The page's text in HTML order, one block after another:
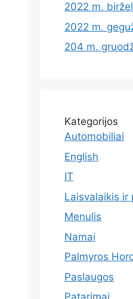
2022 m.
2022 m.
204 m.
Kategorijos
Automobiliai
English
IT
Laisvalaikis ir
Menulis
Namai
Palmyros
Paslaugos